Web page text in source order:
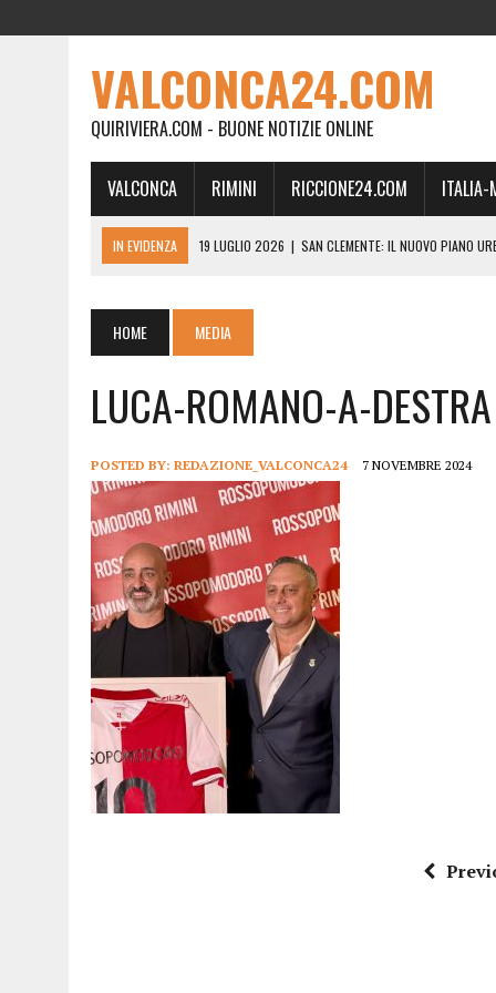
VALCONCA24.COM
QUIRIVIERA.COM - BUONE NOTIZIE ONLINE
VALCONCA RIMINI RICCIONE24.COM ITALIA-
IN EVIDENZA 19 LUGLIO 2026 | SAN CLEMENTE: IL NUOVO PIANO
19 FEBBRAIO 2026 | RIMINI, A IL GATTO SULL’ALBICOCCO ARRIVA
28 GENNAIO 2026 | DOVE LA CARNE DIVENTA MEMORIA: IL CORPO,
18 DICEMBRE 2025 | SAN CLEMENTE, AL VILLA ULTIMO ATTO DELLA
18 DICEMBRE 2025 | SAN CLEMENTE, SALA DEL CONSIGLIO
15 DICEMBRE 2025
| PANETTONI, TORRONE E CONTRO-PANETTONE:
11 DICEMBRE 2025 | LA GUIDA FLOS OLEI INCORONA I “MAGNIFICI 7”
11 DICEMBRE 2025 | DANTE ALIGHIERI E L’USO DI PAPAVERINA: ECCO
10 DICEMBRE 2025 | MONTESCUDO, AL TEATRO ROSASPINA PRIMA
6 DICEMBRE 2025
CATTOLICA, I FRATELLI RAUCCI CONFERMANO
1 AGOSTO 2026
A CATTOLICA APRE “RAVEN”: IL PRIMO “DRINK
HOME MEDIA
LUCA-ROMANO-A-DESTRA
POSTED BY: REDAZIONE_VALCONCA24 7 NOVEMBRE 2024